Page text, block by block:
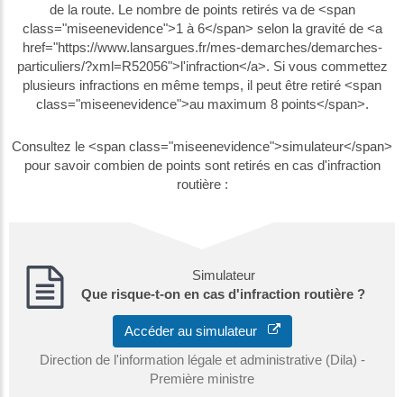
de la route. Le nombre de points retirés va de <span
class="miseenevidence">1 à 6</span> selon la gravité de <a
href="https://www.lansargues.fr/mes-demarches/demarches-
particuliers/?xml=R52056">l'infraction</a>. Si vous commettez
plusieurs infractions en même temps, il peut être retiré <span
class="miseenevidence">au maximum 8 points</span>.
Consultez le <span class="miseenevidence">simulateur</span>
pour savoir combien de points sont retirés en cas d'infraction
routière :
Simulateur
Que risque-t-on en cas d'infraction routière ?
Accéder au simulateur
Direction de l'information légale et administrative (Dila) -
Première ministre